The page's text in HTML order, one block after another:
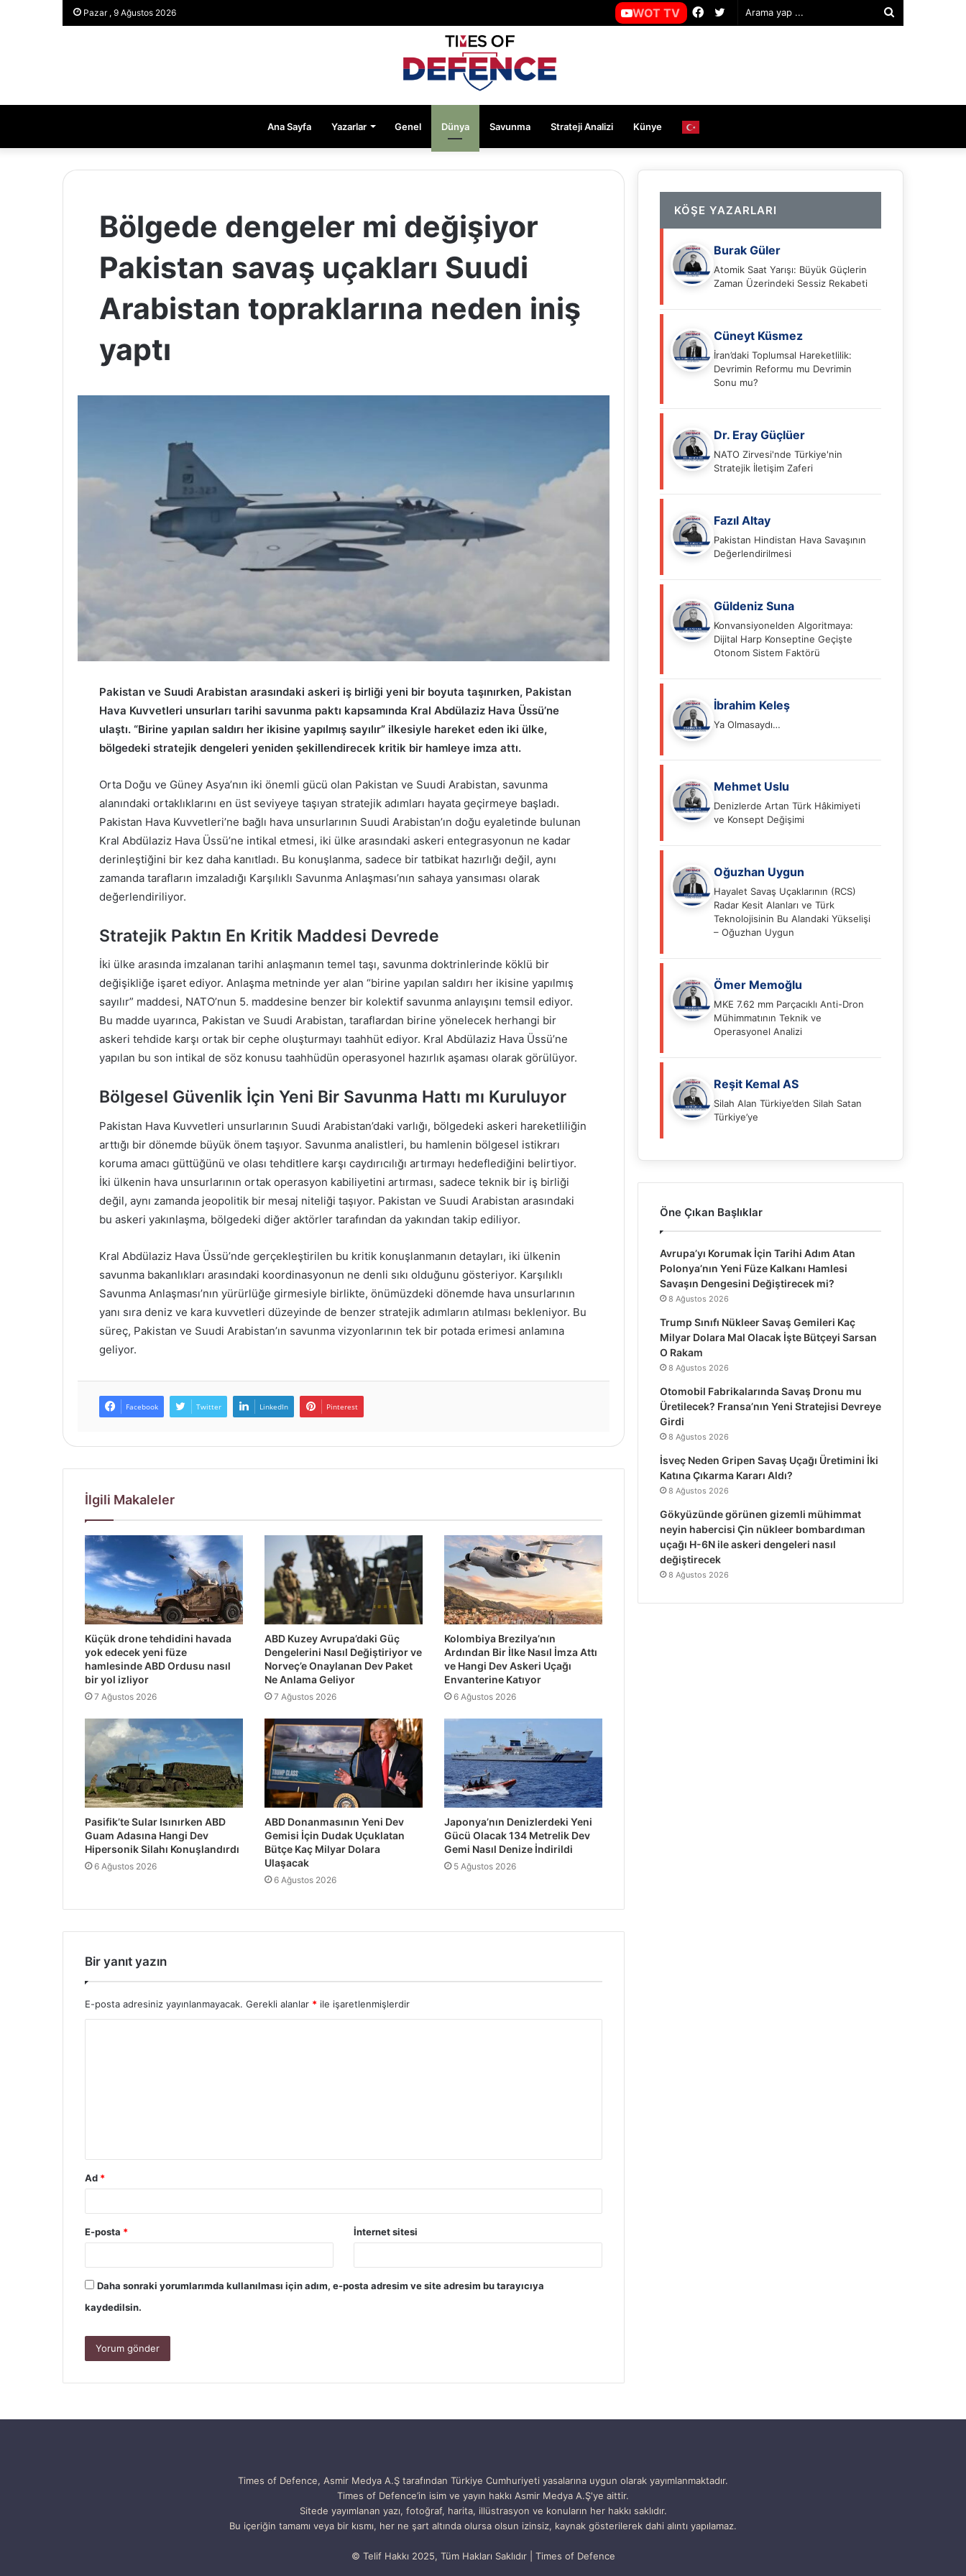
Pazar , 9 Ağustos 2026 Twitter
Facebook
WOT TV
Ana Sayfa Yazarlar Genel Dünya Savunma Strateji Analizi Künye
Bölgede dengeler mi değişiyor
Pakistan savaş uçakları Suudi
Arabistan topraklarına neden iniş
yaptı
Pakistan ve Suudi Arabistan arasındaki askeri iş birliği yeni bir boyuta taşınırken, Pakistan
Hava Kuvvetleri unsurları tarihi savunma paktı kapsamında Kral Abdülaziz Hava Üssü’ne
ulaştı. “Birine yapılan saldırı her ikisine yapılmış sayılır” ilkesiyle hareket eden iki ülke,
bölgedeki stratejik dengeleri yeniden şekillendirecek kritik bir hamleye imza attı.
Orta Doğu ve Güney Asya’nın iki önemli gücü olan Pakistan ve Suudi Arabistan, savunma
alanındaki ortaklıklarını en üst seviyeye taşıyan stratejik adımları hayata geçirmeye başladı.
Pakistan Hava Kuvvetleri’ne bağlı hava unsurlarının Suudi Arabistan’ın doğu eyaletinde bulunan
Kral Abdülaziz Hava Üssü’ne intikal etmesi, iki ülke arasındaki askeri entegrasyonun ne kadar
derinleştiğini bir kez daha kanıtladı. Bu konuşlanma, sadece bir tatbikat hazırlığı değil, aynı
zamanda tarafların imzaladığı Karşılıklı Savunma Anlaşması’nın sahaya yansıması olarak
değerlendiriliyor.
Stratejik Paktın En Kritik Maddesi Devrede
İki ülke arasında imzalanan tarihi anlaşmanın temel taşı, savunma doktrinlerinde köklü bir
değişikliğe işaret ediyor. Anlaşma metninde yer alan “birine yapılan saldırı her ikisine yapılmış
sayılır” maddesi, NATO’nun 5. maddesine benzer bir kolektif savunma anlayışını temsil ediyor.
Bu madde uyarınca, Pakistan ve Suudi Arabistan, taraflardan birine yönelecek herhangi bir
askeri tehdide karşı ortak bir cephe oluşturmayı taahhüt ediyor. Kral Abdülaziz Hava Üssü’ne
yapılan bu son intikal de söz konusu taahhüdün operasyonel hazırlık aşaması olarak görülüyor.
Bölgesel Güvenlik İçin Yeni Bir Savunma Hattı mı Kuruluyor
Pakistan Hava Kuvvetleri unsurlarının Suudi Arabistan’daki varlığı, bölgedeki askeri hareketliliğin
arttığı bir dönemde büyük önem taşıyor. Savunma analistleri, bu hamlenin bölgesel istikrarı
koruma amacı güttüğünü ve olası tehditlere karşı caydırıcılığı artırmayı hedeflediğini belirtiyor.
İki ülkenin hava unsurlarının ortak operasyon kabiliyetini artırması, sadece teknik bir iş birliği
değil, aynı zamanda jeopolitik bir mesaj niteliği taşıyor. Pakistan ve Suudi Arabistan arasındaki
bu askeri yakınlaşma, bölgedeki diğer aktörler tarafından da yakından takip ediliyor.
Kral Abdülaziz Hava Üssü’nde gerçekleştirilen bu kritik konuşlanmanın detayları, iki ülkenin
savunma bakanlıkları arasındaki koordinasyonun ne denli sıkı olduğunu gösteriyor. Karşılıklı
Savunma Anlaşması’nın yürürlüğe girmesiyle birlikte, önümüzdeki dönemde hava unsurlarının
yanı sıra deniz ve kara kuvvetleri düzeyinde de benzer stratejik adımların atılması bekleniyor. Bu
süreç, Pakistan ve Suudi Arabistan’ın savunma vizyonlarının tek bir potada erimesi anlamına
geliyor.
Facebook Twitter LinkedIn Pinterest
İlgili Makaleler
Küçük drone tehdidini havada
yok edecek yeni füze
hamlesinde ABD Ordusu nasıl
bir yol izliyor
7 Ağustos 2026
ABD Kuzey Avrupa’daki Güç
Dengelerini Nasıl Değiştiriyor ve
Norveç’e Onaylanan Dev Paket
Ne Anlama Geliyor
7 Ağustos 2026
Kolombiya Brezilya’nın
Ardından Bir İlke Nasıl İmza Attı
ve Hangi Dev Askeri Uçağı
Envanterine Katıyor
6 Ağustos 2026
Pasifik’te Sular Isınırken ABD
Guam Adasına Hangi Dev
Hipersonik Silahı Konuşlandırdı
6 Ağustos 2026
ABD Donanmasının Yeni Dev
Gemisi İçin Dudak Uçuklatan
Bütçe Kaç Milyar Dolara
Ulaşacak
6 Ağustos 2026
Japonya’nın Denizlerdeki Yeni
Gücü Olacak 134 Metrelik Dev
Gemi Nasıl Denize İndirildi
5 Ağustos 2026
Bir yanıt yazın
E-posta adresiniz yayınlanmayacak. Gerekli alanlar * ile işaretlenmişlerdir
Ad *
E-posta * İnternet sitesi
Daha sonraki yorumlarımda kullanılması için adım, e-posta adresim ve site adresim bu tarayıcıya
kaydedilsin.
KÖŞE YAZARLARI
Burak Güler
Atomik Saat Yarışı: Büyük Güçlerin
Zaman Üzerindeki Sessiz Rekabeti
Cüneyt Küsmez
İran’daki Toplumsal Hareketlilik:
Devrimin Reformu mu Devrimin
Sonu mu?
Dr. Eray Güçlüer
NATO Zirvesi'nde Türkiye'nin
Stratejik İletişim Zaferi
Fazıl Altay
Pakistan Hindistan Hava Savaşının
Değerlendirilmesi
Güldeniz Suna
Konvansiyonelden Algoritmaya:
Dijital Harp Konseptine Geçişte
Otonom Sistem Faktörü
İbrahim Keleş
Ya Olmasaydı…
Mehmet Uslu
Denizlerde Artan Türk Hâkimiyeti
ve Konsept Değişimi
Oğuzhan Uygun
Hayalet Savaş Uçaklarının (RCS)
Radar Kesit Alanları ve Türk
Teknolojisinin Bu Alandaki Yükselişi
– Oğuzhan Uygun
Ömer Memoğlu
MKE 7.62 mm Parçacıklı Anti-Dron
Mühimmatının Teknik ve
Operasyonel Analizi
Reşit Kemal AS
Silah Alan Türkiye’den Silah Satan
Türkiye’ye
Öne Çıkan Başlıklar
Avrupa’yı Korumak İçin Tarihi Adım Atan
Polonya’nın Yeni Füze Kalkanı Hamlesi
Savaşın Dengesini Değiştirecek mi?
8 Ağustos 2026
Trump Sınıfı Nükleer Savaş Gemileri Kaç
Milyar Dolara Mal Olacak İşte Bütçeyi Sarsan
O Rakam
8 Ağustos 2026
Otomobil Fabrikalarında Savaş Dronu mu
Üretilecek? Fransa’nın Yeni Stratejisi Devreye
Girdi
8 Ağustos 2026
İsveç Neden Gripen Savaş Uçağı Üretimini İki
Katına Çıkarma Kararı Aldı?
8 Ağustos 2026
Gökyüzünde görünen gizemli mühimmat
neyin habercisi Çin nükleer bombardıman
uçağı H-6N ile askeri dengeleri nasıl
değiştirecek
8 Ağustos 2026
Times of Defence, Asmir Medya A.Ş tarafından Türkiye Cumhuriyeti yasalarına uygun olarak yayımlanmaktadır.
Times of Defence’in isim ve yayın hakkı Asmir Medya A.Ş'ye aittir.
Sitede yayımlanan yazı, fotoğraf, harita, illüstrasyon ve konuların her hakkı saklıdır.
Bu içeriğin tamamı veya bir kısmı, her ne şart altında olursa olsun izinsiz, kaynak gösterilerek dahi alıntı yapılamaz.
© Telif Hakkı 2025, Tüm Hakları Saklıdır | Times of Defence